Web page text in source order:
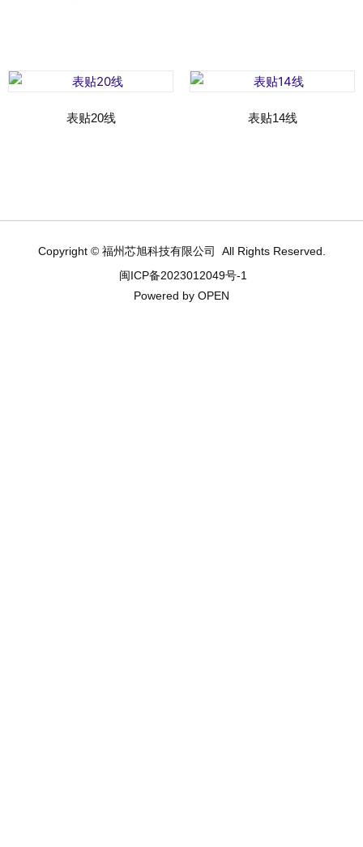
表贴20线 表贴14线
Copyright © 福州芯旭科技有限公司 All Rights Reserved.
闽ICP备2023012049号-1
Powered by OPEN